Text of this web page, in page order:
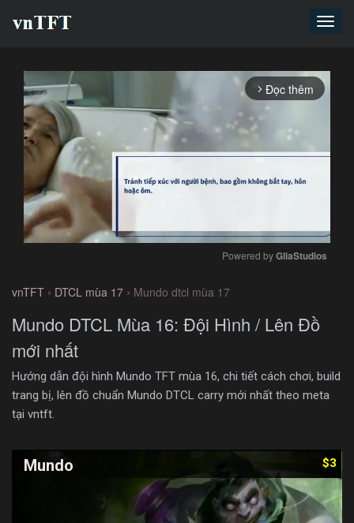
arrow_forward_ios Đọc thêm
Powered by GliaStudios
vnTFT › DTCL mùa 17 › Mundo dtcl mùa 17
Mundo DTCL Mùa 16: Đội Hình / Lên Đồ
mới nhất
Hướng dẫn đội hình Mundo TFT mùa 16, chi tiết cách chơi, build
trang bị, lên đồ chuẩn Mundo DTCL carry mới nhất theo meta
tại vntft.
Mundo $3